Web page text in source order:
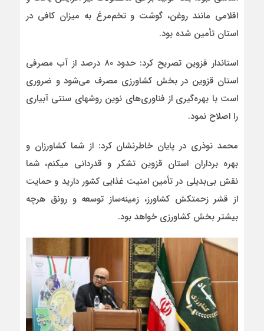
اقلامی مانند روغن، گوشت و تخم‌مرغ به میزان کافی در
استان تأمین شده بود.
استاندار قزوین تصریح کرد: حدود ۸۰ درصد از آب مصرفی
استان قزوین در بخش کشاورزی مصرف می‌شود و ضروری
است با بهره‌گیری از فناوری‌های نوین روشهای سنتی آبیاری
را اصلاح نمود.
محمد نوذری در پایان خاطرنشان کرد: از شما کشاورزان و
بهره برداران استان قزوین تشکر و قدردانی میکنم، شما
نقش بی‌بدیلی در تأمین امنیت غذایی کشور دارید و حمایت
از قشر زحمتکش کشاورز، زمینه‌ساز توسعه و رونق هرچه
بیشتر بخش کشاورزی خواهد بود.